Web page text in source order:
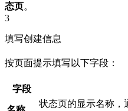
态页。
3
填写创建信息
按页面提示填写以下字段：
字段
状态页的显示名称，